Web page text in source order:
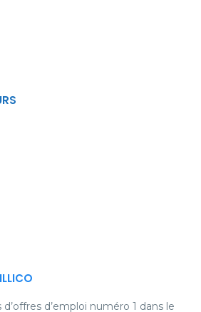
d’offres d’emploi numéro 1 dans le